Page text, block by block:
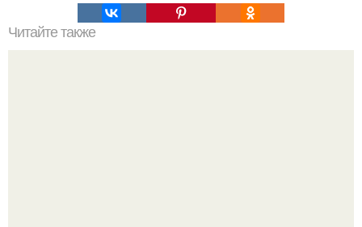
Читайте также